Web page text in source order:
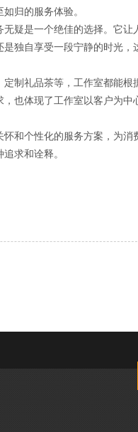
归的服务体验。
疑是一个绝佳的选择。它让
独自享受一段宁静的时光，
制礼品茶等，工作室都能根
也体现了工作室以客户为中
和个性化的服务方案，为消
求和诠释。